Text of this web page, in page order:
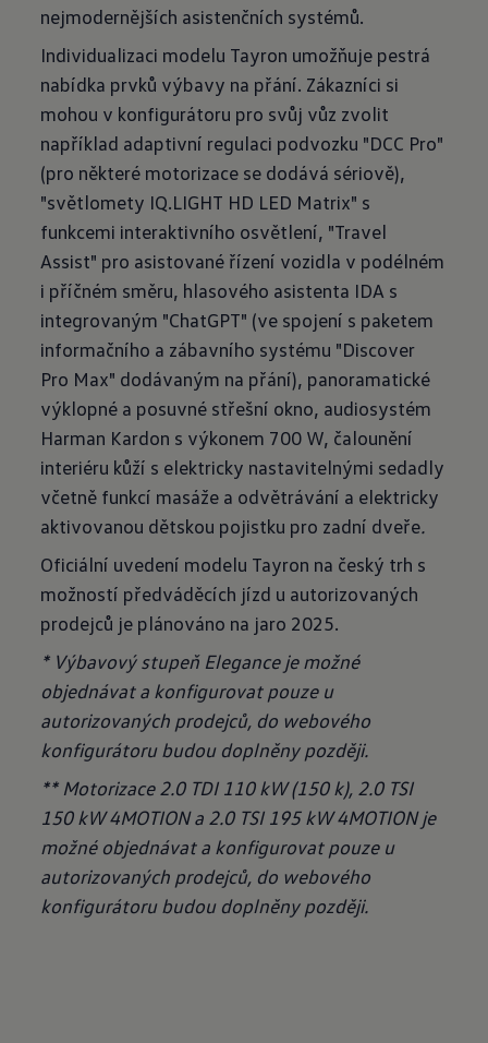
nejmodernějších asistenčních systémů.
Individualizaci modelu Tayron umožňuje pestrá
nabídka prvků výbavy na přání. Zákazníci si
mohou v konfigurátoru pro svůj vůz zvolit
například adaptivní regulaci podvozku "DCC Pro"
(pro některé motorizace se dodává sériově),
"světlomety IQ.LIGHT HD LED Matrix" s
funkcemi interaktivního osvětlení, "Travel
Assist" pro asistované řízení vozidla v podélném
i příčném směru, hlasového asistenta IDA s
integrovaným "ChatGPT" (ve spojení s paketem
informačního a zábavního systému "Discover
Pro Max" dodávaným na přání), panoramatické
výklopné a posuvné střešní okno, audiosystém
Harman Kardon s výkonem 700 W, čalounění
interiéru kůží s elektricky nastavitelnými sedadly
včetně funkcí masáže a odvětrávání a elektricky
aktivovanou dětskou pojistku pro zadní dveře.
Oficiální uvedení modelu Tayron na český trh s
možností předváděcích jízd u autorizovaných
prodejců je plánováno na jaro 2025.
* Výbavový stupeň Elegance je možné
objednávat a konfigurovat pouze u
autorizovaných prodejců, do webového
konfigurátoru budou doplněny později.
** Motorizace 2.0 TDI 110 kW (150 k), 2.0 TSI
150 kW 4MOTION a 2.0 TSI 195 kW 4MOTION je
možné objednávat a konfigurovat pouze u
autorizovaných prodejců, do webového
konfigurátoru budou doplněny později.